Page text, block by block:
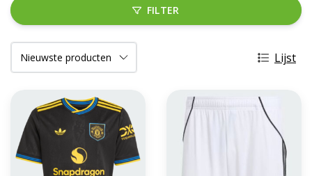
FILTER
Lijst